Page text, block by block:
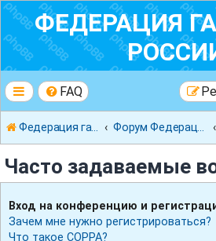
ФЕДЕРАЦИЯ
FAQ
Федерация гандбола России
Часто задаваемые
Вход на конференцию и
Зачем мне нужно регистрироваться?
Что такое COPPA?